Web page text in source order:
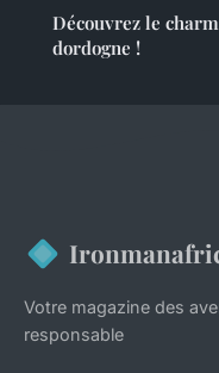
Découvrez le
dordogne !
Votre magazine des
responsable